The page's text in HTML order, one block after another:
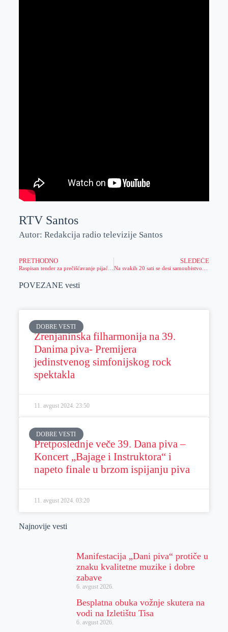
RTV Santos
Autor: Redakcija radio televizije Santos
PRETHODNO
Raspisan tender za prečišćavanje pijaće vode
SLEDEĆE
POVEZANE vesti
DOBRE VESTI
Zrenjaninska filharmonija na 39.
Danima piva- Premijera
jedinstvenog simfonijskog rock
spektakla
11. avgust 2024. 23:50
DOBRE VESTI
Pretposlednje veče 39. Dana piva –
Koncert „Bajage i Instruktora“ i
napeto finale u brzom ispijanju piva
11. avgust 2024. 03:20
Najnovije vesti
Manifestacija „Dani piva“ protiče u
znaku kvalitetne muzike i dobre
zabave
6. avgust 2026.
Besplatna obuka vožnje skutera na
vodi na Izletištu Tisa
6. avgust 2026.